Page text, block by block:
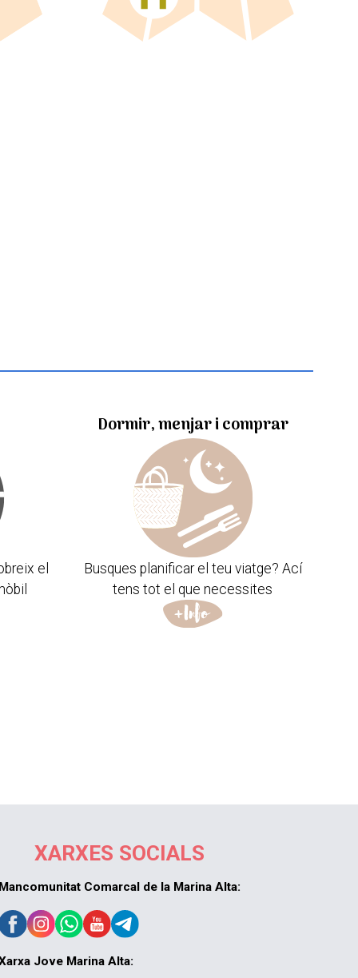
el
Dormir, menjar i comprar
Busques planificar el teu viatge? Ací
tens tot el que necessites
XARXES SOCIALS
Mancomunitat Comarcal de la Marina Alta:
Jove Marina Alta: